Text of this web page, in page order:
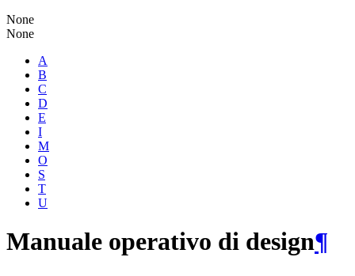
None
None
A
B
C
D
E
I
M
O
S
T
U
Manuale operativo di design¶